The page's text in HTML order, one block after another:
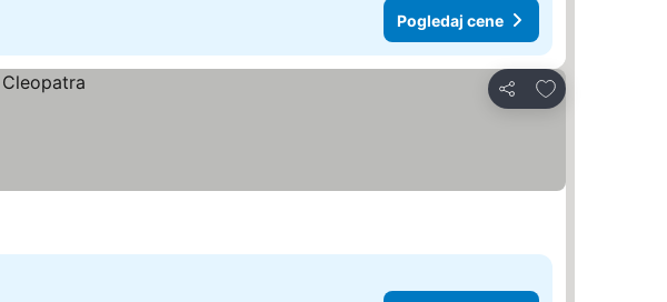
Pogledaj cene
Deli
Dodati u favorite